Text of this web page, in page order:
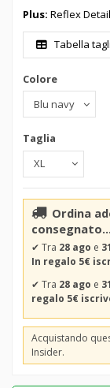
Plus: Reflex
Tabella
Colore
Taglia
Ordina
consegnato...
✔ Tra 28 ago e
In regalo 5€
✔ Tra 28 ago e
regalo 5€
Acquistando
Insider.